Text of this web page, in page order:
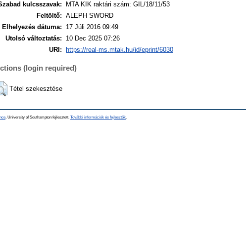
kulcsszavak:
MTA KIK raktári szám: GIL/18/11/53
Feltöltő: ALEPH SWORD
Elhelyezés dátuma:
17 Júli 2016 09:49
Utolsó változtatás:
10 Dec 2025 07:26
URI:
https://real-ms.mtak.hu/id/eprint/6030
(login required)
Tétel szekesztése
, University of Southampton fejlesztett. További információk és fejlesztők